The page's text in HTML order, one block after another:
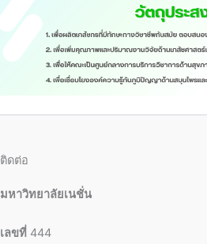
ติดต่อ
มหาวิทยาลัยเนชั่น
เลขที่ 444